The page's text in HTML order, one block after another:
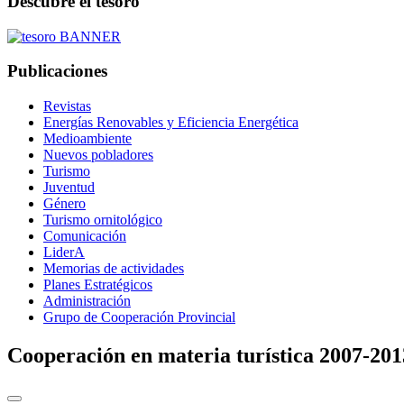
Publicaciones
Revistas
Energías Renovables y Eficiencia Energética
Medioambiente
Nuevos pobladores
Turismo
Juventud
Género
Turismo ornitológico
Comunicación
LiderA
Memorias de actividades
Planes Estratégicos
Administración
Grupo de Cooperación Provincial
Cooperación en materia turística 2007-